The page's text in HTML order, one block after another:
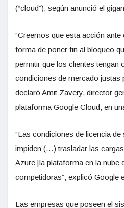
(“cloud”), según anunció el
“Creemos que esta acción ante
forma de poner fin al bloqueo
permitir que los clientes tengan
condiciones de mercado justas
declaró Amit Zavery, director
plataforma Google Cloud, en
“Las condiciones de licencia
impiden (…) trasladar las
Azure [la plataforma en la nube
competidoras”, explicó Google
Las empresas que poseen el